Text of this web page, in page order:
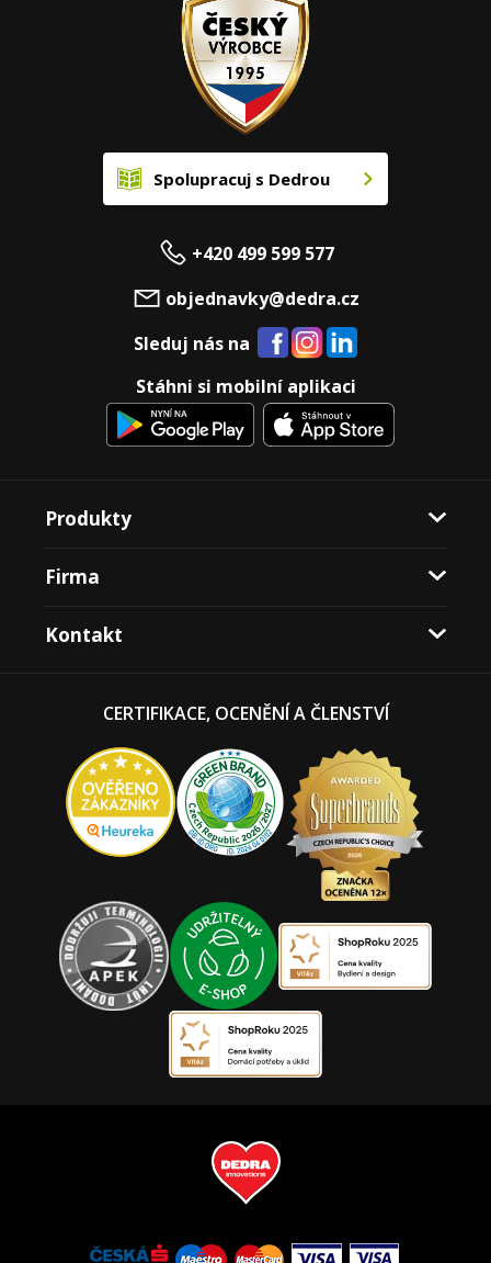
Spolupracuj s Dedrou
+420 499 599 577
objednavky@dedra.cz
Sleduj nás na
Stáhni si mobilní aplikaci
Produkty
Firma
Kontakt
CERTIFIKACE, OCENĚNÍ A ČLENSTVÍ